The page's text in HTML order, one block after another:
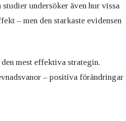
undersöker även hur vissa
– men den starkaste evidensen
mest effektiva strategin.
– positiva förändringar